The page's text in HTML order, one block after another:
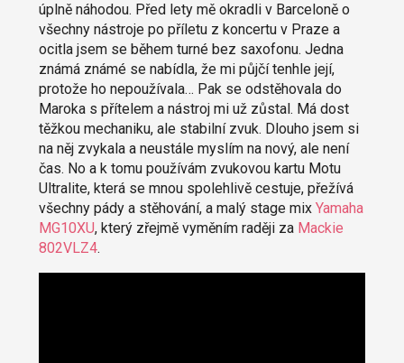
úplně náhodou. Před lety mě okradli v Barceloně o
všechny nástroje po příletu z koncertu v Praze a
ocitla jsem se během turné bez saxofonu. Jedna
známá známé se nabídla, že mi půjčí tenhle její,
protože ho nepoužívala… Pak se odstěhovala do
Maroka s přítelem a nástroj mi už zůstal. Má dost
těžkou mechaniku, ale stabilní zvuk. Dlouho jsem si
na něj zvykala a neustále myslím na nový, ale není
čas. No a k tomu používám zvukovou kartu Motu
Ultralite, která se mnou spolehlivě cestuje, přežívá
všechny pády a stěhování, a malý stage mix Yamaha
MG10XU, který zřejmě vyměním raději za Mackie
802VLZ4.